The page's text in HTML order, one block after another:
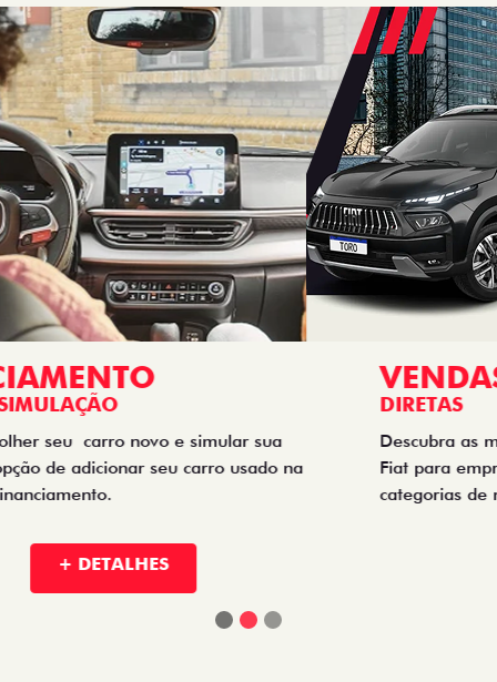
VENDAS
DIRETAS
Descubra as melhores soluções e descontos em um novo
Fiat para empresas, produtores rurais, taxistas e outras
categorias de negócios.